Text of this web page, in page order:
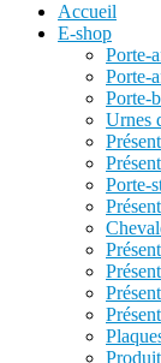
Accueil
E-shop
Porte-
Porte-
Porte-
Urnes
Porte-